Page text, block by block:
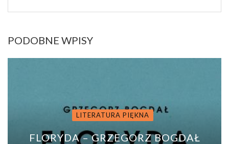
PODOBNE WPISY
LITERATURA PIĘKNA
FLORYDA – GRZEGORZ BOGDAŁ